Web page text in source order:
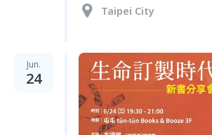
Taipei City
Jun.
24